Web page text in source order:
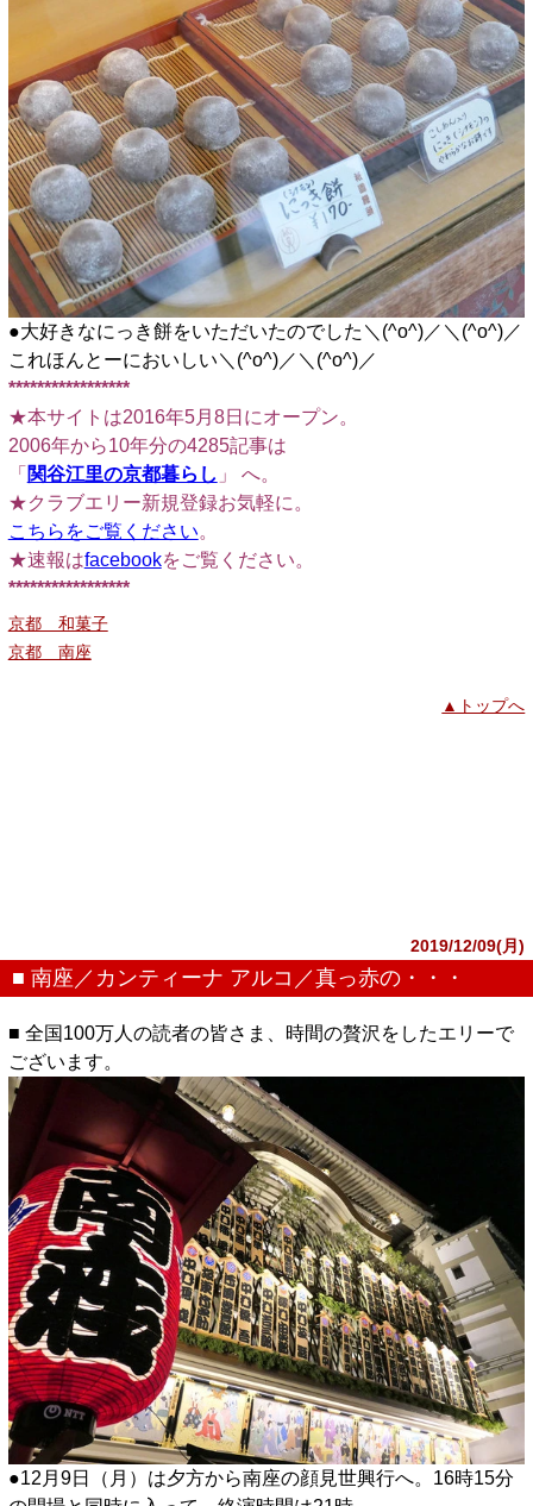
●大好きなにっき餅をいただいたのでした＼(^o^)／＼(^o^)／
これほんとーにおいしい＼(^o^)／＼(^o^)／
*****************
★本サイトは2016年5月8日にオープン。
2006年から10年分の4285記事は
「 関谷江里の京都暮らし 」 へ。
★クラブエリー新規登録お気軽に。
こちらをご覧ください。
★速報はfacebookをご覧ください。
*****************
京都 和菓子
京都 南座
▲トップへ
2019/12/09(月)
■ 南座／カンティーナ アルコ／真っ赤の・・・
■ 全国100万人の読者の皆さま、時間の贅沢をしたエリーで
ございます。
●12月9日（月）は夕方から南座の顔見世興行へ。16時15分